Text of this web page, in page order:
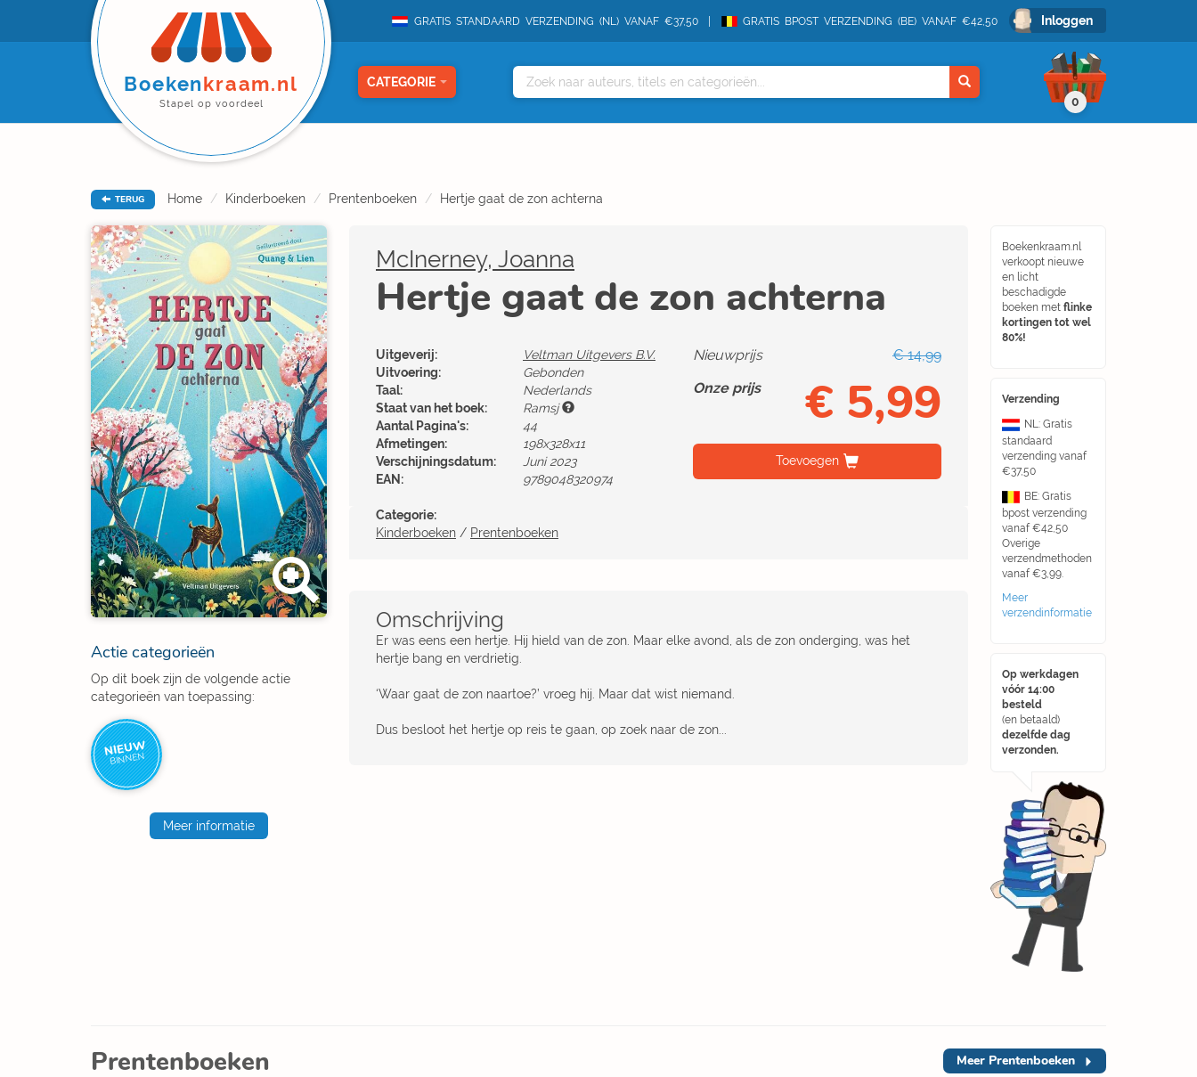
GRATIS STANDAARD VERZENDING (NL) VANAF €37,50 GRATIS BPOST VERZENDING (BE) VANAF €42,50 Inloggen
Boekenkraam.nl
Stapel op voordeel
CATEGORIE
0
TERUG Home Kinderboeken Prentenboeken Hertje gaat de zon achterna
Actie categorieën
Op dit boek zijn de volgende actie
categorieën van toepassing:
NIEUW
BINNEN
Meer informatie
Boekenkraam.nl
verkoopt nieuwe
en licht
beschadigde
boeken met flinke
kortingen tot wel
80%!
Verzending
NL: Gratis
standaard
verzending vanaf
€37,50
BE: Gratis
bpost verzending
vanaf €42,50
Overige
verzendmethoden
vanaf €3,99.
Meer
verzendinformatie
Op werkdagen
vóór 14:00
besteld
(en betaald)
dezelfde dag
verzonden.
McInerney, Joanna
Hertje gaat de zon achterna
Uitgeverij:
Veltman Uitgevers B.V.
Uitvoering:
Gebonden
Taal:
Nederlands
Staat van het boek:
Ramsj
Aantal Pagina's:
44
Afmetingen:
198x328x11
Verschijningsdatum:
Juni 2023
EAN:
9789048320974
Nieuwprijs
€ 14,99
Onze prijs
€ 5,99
Toevoegen
Categorie:
Kinderboeken / Prentenboeken
Omschrijving
Er was eens een hertje. Hij hield van de zon. Maar elke avond, als de zon onderging, was het
hertje bang en verdrietig.
‘Waar gaat de zon naartoe?’ vroeg hij. Maar dat wist niemand.
Dus besloot het hertje op reis te gaan, op zoek naar de zon...
Prentenboeken Meer Prentenboeken